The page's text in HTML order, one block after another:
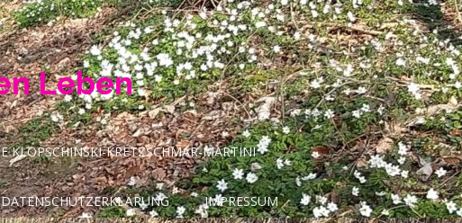
Leben
KLOPSCHINSKI-KRETZSCHMAR-MARTINI
DATENSCHUTZERKLÄRUNG IMPRESSUM